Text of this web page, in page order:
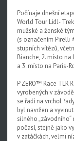
Počínaje dnešní
World Tour Lidl-
mužské a ženské
(s označením Pirelli
stupních vítězů,
Bianche, 2. místo
a 3. místo na Paris-
P ZERO™ Race TLR
vyrobených v
se řadí na vrchol
byl navržen a
silného
počasí, stejně jako
v zatáčkách, velmi